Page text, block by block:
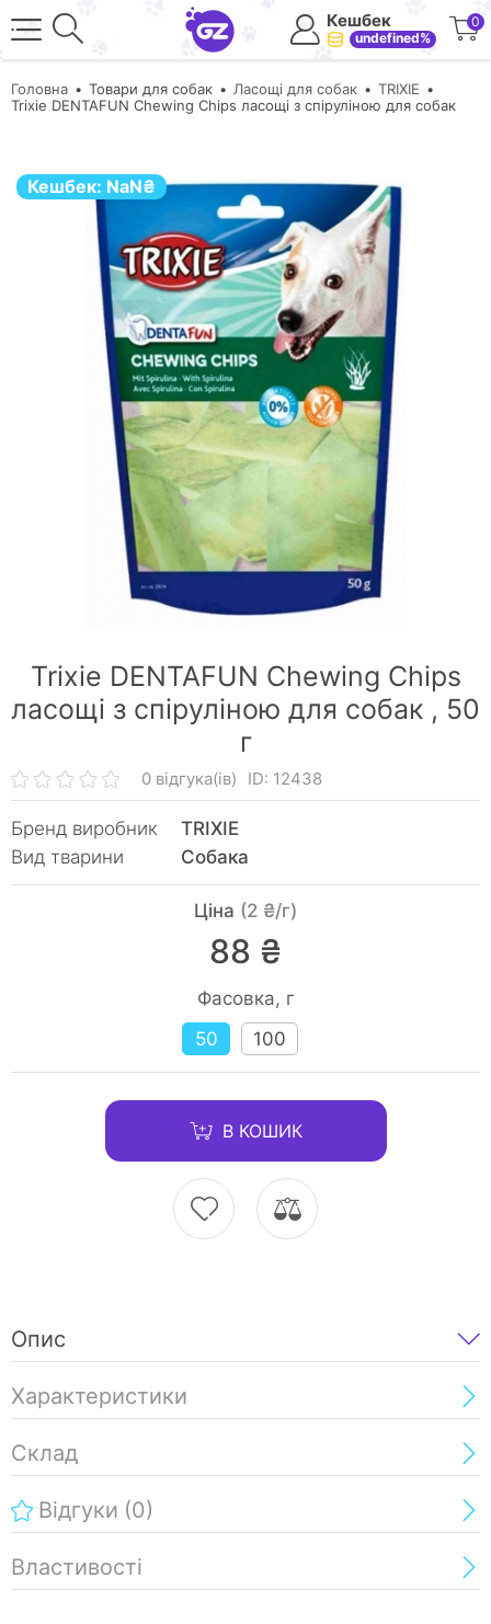
Кешбек
undefined%
0
Головна Товари для собак Ласощі для собак
TRIXIE
Trixie DENTAFUN Chewing Chips ласощі з спіруліною для собак
Кешбек: NaN₴
Trixie DENTAFUN Chewing Chips
ласощі з спіруліною для собак , 50
г
0 відгука(ів) ID: 12438
Бренд виробник
TRIXIE
Вид тварини
Собака
Ціна (2 ₴/г)
88 ₴
Фасовка, г
50
100
В КОШИК
Опис
Характеристики
Склад
Відгуки (0)
Властивості